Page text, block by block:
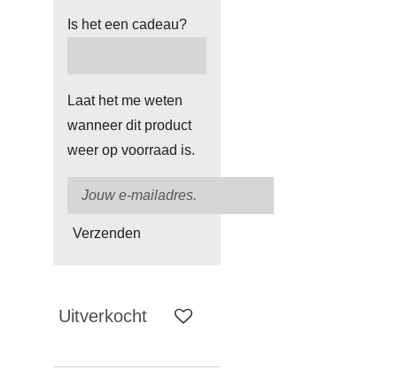
Is het een cadeau?
Laat het me weten
wanneer dit product
weer op voorraad is.
Verzenden
Uitverkocht